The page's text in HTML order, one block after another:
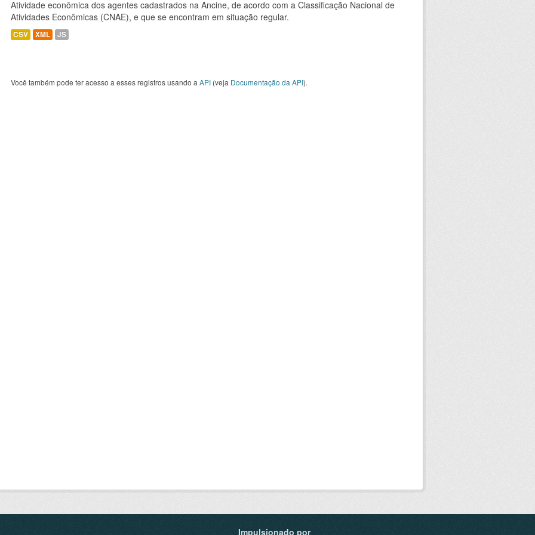
Atividade econômica dos agentes cadastrados na Ancine, de acordo com a Classificação Nacional de
Atividades Econômicas (CNAE), e que se encontram em situação regular.
CSV XML JS
Você também pode ter acesso a esses registros usando a API (veja Documentação da API).
Impulsionado por